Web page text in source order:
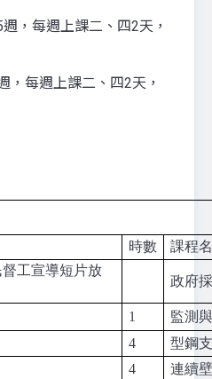
，每週上課二、四2天，
每週上課二、四2天，
時數
課程
工宣導短片放
政府
1
監測
4
型鋼
4
連續